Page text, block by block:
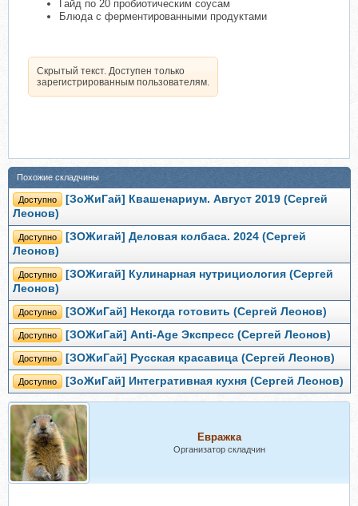
Гайд по 20 пробиотичeским соусам
Блюда с ферментированными продуктами
Скрытый текст. Доступен только
зарегистрированным пользователям.
Похожие складчины
Доступно
[ЗоЖиГай] Квашенариум. Август 2019 (Сергей
Леонов)
Доступно
[ЗОЖигай] Деловая колбаса. 2024 (Сергей
Леонов)
Доступно
[ЗОЖигай] Кулинарная нутрициология (Сергей
Леонов)
Доступно [ЗОЖиГай] Некогда готовить (Сергей Леонов)
Доступно [ЗОЖиГай] Anti-Age Экспресс (Сергей Леонов)
Доступно [ЗОЖиГай] Русская красавица (Сергей Леонов)
Доступно [ЗоЖиГай] Интегративная кухня (Сергей Леонов)
Евражкa
Организатор складчин